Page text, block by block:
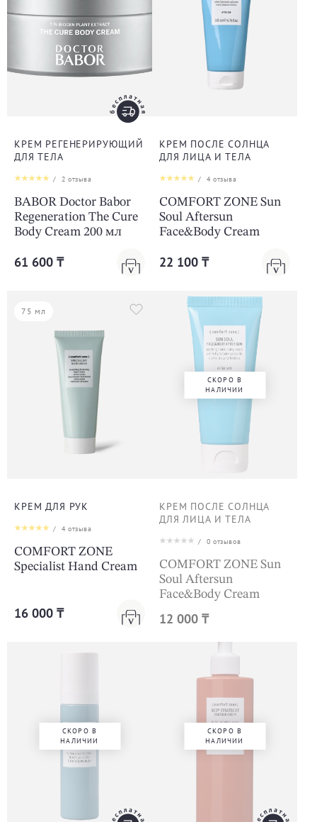
КРЕМ РЕГЕНЕРИРУЮЩИЙ
ДЛЯ ТЕЛА
/ 2 отзыва
BABOR Doctor Babor
Regeneration The Cure
Body Cream 200 мл
61 600 ₸
КРЕМ ПОСЛЕ СОЛНЦА
ДЛЯ ЛИЦА И ТЕЛА
/ 4отзыва
COMFORT ZONE Sun
Soul Aftersun
Face&Body Cream
22 100 ₸
75 мл
КРЕМ ДЛЯ РУК
/ 4отзыва
COMFORT ZONE
Specialist Hand Cream
16 000 ₸
СКОРО В
НАЛИЧИИ
КРЕМ ПОСЛЕ СОЛНЦА
ДЛЯ ЛИЦА И ТЕЛА
/ 0 отзывов
COMFORT ZONE Sun
Soul Aftersun
Face&Body Cream
12 000 ₸
СКОРО В
НАЛИЧИИ
СКОРО В
НАЛИЧИИ